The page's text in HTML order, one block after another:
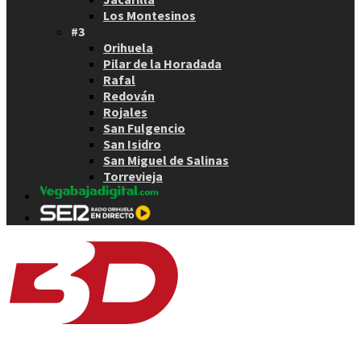
Los Montesinos
#3
Orihuela
Pilar de la Horadada
Rafal
Redován
Rojales
San Fulgencio
San Isidro
San Miguel de Salinas
Torrevieja